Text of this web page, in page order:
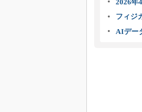
2026年
フィジ
AIデー